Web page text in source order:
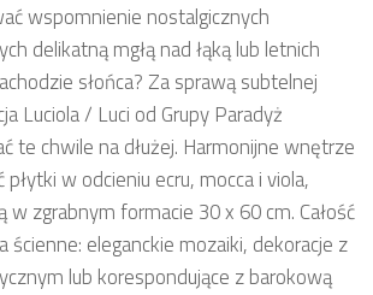
wspomnienie nostalgicznych
delikatną mgłą nad łąką lub letnich
słońca? Za sprawą subtelnej
Luciola / Luci od Grupy Paradyż
te chwile na dłużej. Harmonijne wnętrze
w odcieniu ecru, mocca i viola,
zgrabnym formacie 30 x 60 cm. Całość
ścienne: eleganckie mozaiki, dekoracje z
lub korespondujące z barokową